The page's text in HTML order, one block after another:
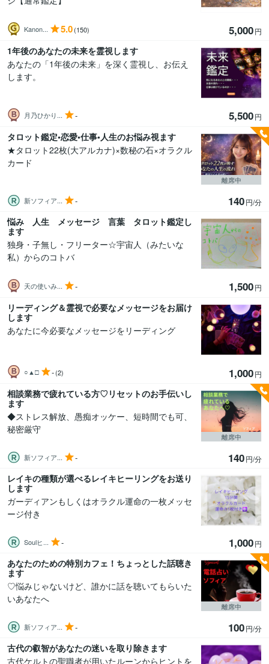
Kanon... 5.0(150) 5,000円
1年後のあなたの未来を霊視します
あなたの「1年後の未来」を深く霊視し、お伝え
します。
月乃ひかり... - 5,500円
タロット鑑定•恋愛•仕事•人生のお悩み視ます
★タロット22枚(大アルカナ)×数秘の石×オラクル
カード
新ソフィア... - 140円/分
離席中
悩み 人生 メッセージ 言葉 タロット鑑定し
ます
独身・子無し・フリーター☆宇宙人（みたいな
私）からのコトバ
天の使いみ... - 1,500円
リーディング＆霊視で必要なメッセージをお届け
します
あなたに今必要なメッセージをリーディング
○▲□ -(2) 1,000円
相談業務で疲れている方♡リセットのお手伝いし
ます
◆ストレス解放、愚痴オッケー、短時間でも可、
秘密厳守
新ソフィア... - 140円/分
離席中
レイキの種類が選べるレイキヒーリングをお送り
します
ガーディアンもしくはオラクル運命の一枚メッセ
ージ付き
Soulヒ... - 1,000円
あなたのための特別カフェ！ちょっとした話聴き
ます
♡悩みじゃないけど、誰かに話を聴いてもらいた
いあなたへ
新ソフィア... - 100円/分
離席中
古代の叡智があなたの迷いを取り除きます
古代ケルトの聖職者が用いたルーンからヒントを